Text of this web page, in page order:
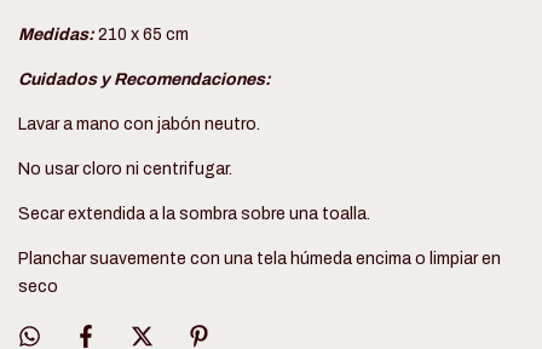
Medidas: 210 x 65 cm
Cuidados y Recomendaciones:
Lavar a mano con jabón neutro.
No usar cloro ni centrifugar.
Secar extendida a la sombra sobre una toalla.
Planchar suavemente con una tela húmeda encima o limpiar en
seco